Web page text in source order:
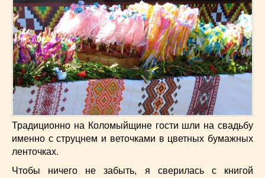
Традиционно на Коломыйщине гости шли на свадьбу
именно с струцнем и веточками в цветных бумажных
ленточках.
Чтобы ничего не забыть, я сверилась с книгой